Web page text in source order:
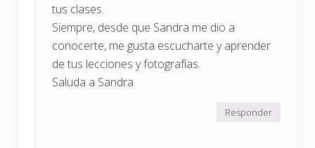
tus clases.
Siempre, desde que Sandra me dio a
conocerte, me gusta escucharte y aprender
de tus lecciones y fotografías.
Saluda a Sandra
Responder